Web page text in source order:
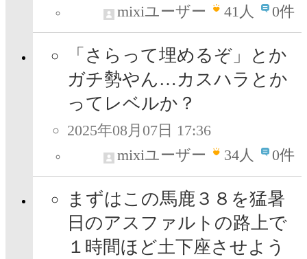
mixiユーザー
41人 0件
「さらって埋めるぞ」とか
ガチ勢やん…カスハラとか
ってレベルか？
2025年08月07日 17:36
mixiユーザー
34人 0件
まずはこの馬鹿３８を猛暑
日のアスファルトの路上で
１時間ほど土下座させよう